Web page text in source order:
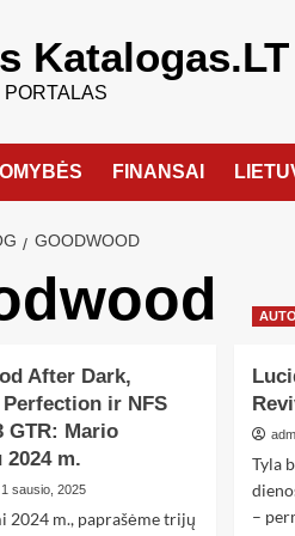
Katalogas.LT
FINANSAI
GOODWOOD
After Dark,
ir NFS
GTR: Mario
m.
1 sausio, 2025
2024 m., paprašėme trijų
AUTO
Tyla
–